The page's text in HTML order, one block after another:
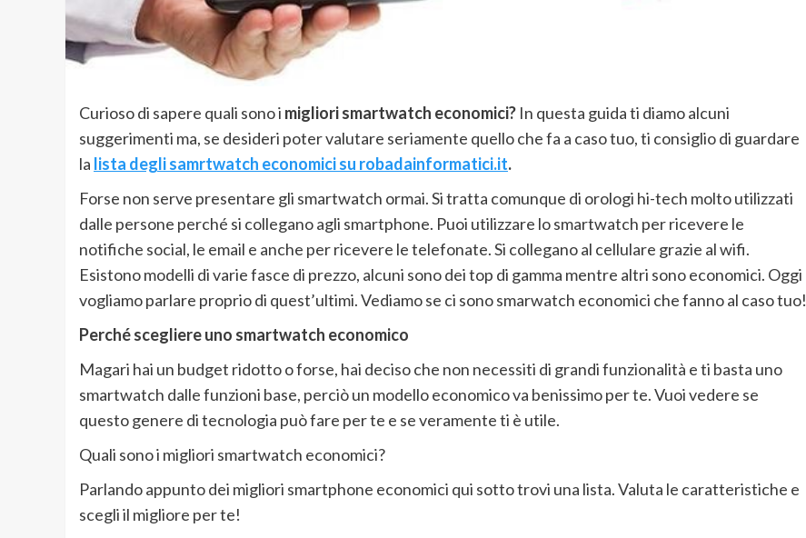
Curioso di sapere quali sono i migliori smartwatch economici? In questa guida ti diamo alcuni
suggerimenti ma, se desideri poter valutare seriamente quello che fa a caso tuo, ti consiglio di guardare
la lista degli samrtwatch economici su robadainformatici.it.
Forse non serve presentare gli smartwatch ormai. Si tratta comunque di orologi hi-tech molto utilizzati
dalle persone perché si collegano agli smartphone. Puoi utilizzare lo smartwatch per ricevere le
notifiche social, le email e anche per ricevere le telefonate. Si collegano al cellulare grazie al wifi.
Esistono modelli di varie fasce di prezzo, alcuni sono dei top di gamma mentre altri sono economici. Oggi
vogliamo parlare proprio di quest’ultimi. Vediamo se ci sono smarwatch economici che fanno al caso tuo!
Perché scegliere uno smartwatch economico
Magari hai un budget ridotto o forse, hai deciso che non necessiti di grandi funzionalità e ti basta uno
smartwatch dalle funzioni base, perciò un modello economico va benissimo per te. Vuoi vedere se
questo genere di tecnologia può fare per te e se veramente ti è utile.
Quali sono i migliori smartwatch economici?
Parlando appunto dei migliori smartphone economici qui sotto trovi una lista. Valuta le caratteristiche e
scegli il migliore per te!